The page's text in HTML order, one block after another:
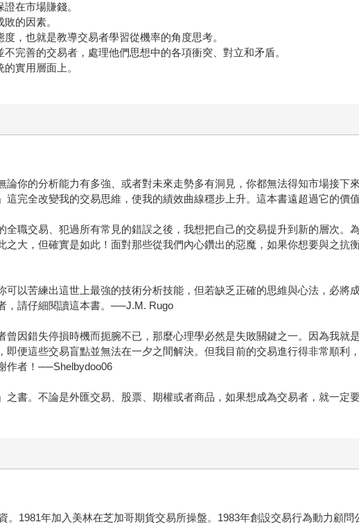
在市場賺錢。
的因素。
，也就是教導交易者學習從機率的角度思考。
完善的交易者，處理他們思想中的各項衝突、對立和矛盾。
實用層面上。
你的分析能力有多強、或者對未來走勢多有洞見，你都無法得知市場接下
這完全改變我的交易思維，使我的績效曲線穩步上升。這本書遠超過它的價
職交易、犯過所有常見的錯誤之後，我想把自己的交易提升到新的層次。
之大，但確實是如此！面對那些從我們內心鑽出的惡魔，如果你想要與之
以苦練出這世上最強的技術分析技能，但若缺乏正確的思維與心法，必將
，請仔細閱讀這本書。──J.M. Rugo
因錯失停損時機而扼腕不已，那麼心理學必然是失敗關鍵之一。因為我就
便這些交易盲點並無法在一夕之間解決。但我目前的交易進行得非常順利
作者！──Shelbydoo06
書。不論是外匯交易、股票、期權或者商品，如果想成為交易者，就一定
1981年加入美林在芝加哥期貨交易所操盤。1983年創設交易行為動力顧問